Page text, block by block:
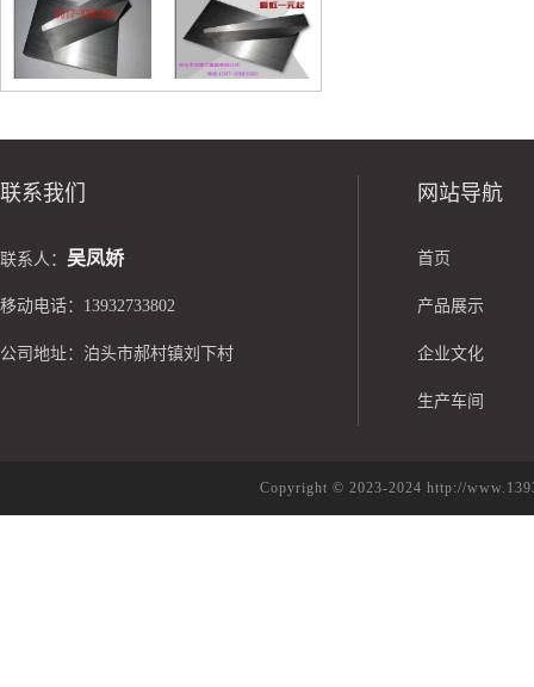
钢制斜铁
联系我们
联系人： 吴凤娇
移动电话：13932733802
公司地址：泊头市郝村镇刘下村
网站导航
首页
产品展示
企业文化
生产车间
Copyright © 2023-2024 http://